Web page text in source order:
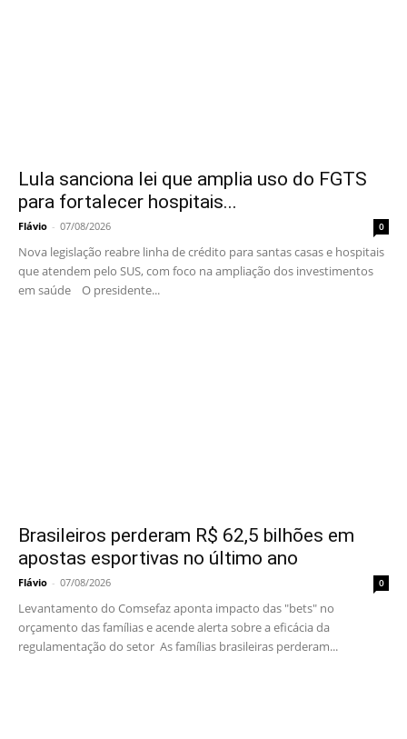
Lula sanciona lei que amplia uso do FGTS
para fortalecer hospitais...
Flávio - 07/08/2026 0
Nova legislação reabre linha de crédito para santas casas e hospitais
que atendem pelo SUS, com foco na ampliação dos investimentos
em saúde O presidente...
Brasileiros perderam R$ 62,5 bilhões em
apostas esportivas no último ano
Flávio - 07/08/2026 0
Levantamento do Comsefaz aponta impacto das "bets" no
orçamento das famílias e acende alerta sobre a eficácia da
regulamentação do setor As famílias brasileiras perderam...